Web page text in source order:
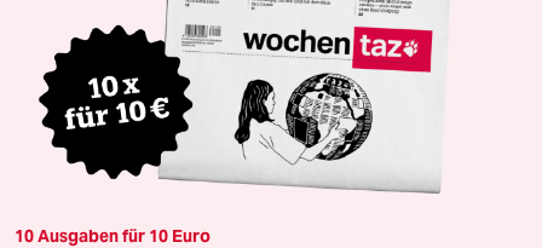
10 Ausgaben für 10 Euro